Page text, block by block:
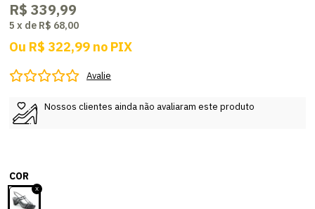
R$ 339,99
5 x de R$ 68,00
Ou R$ 322,99 no PIX
Avalie
Nossos clientes ainda não avaliaram este produto
COR